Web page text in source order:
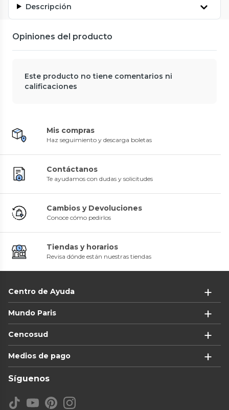
Descripción
Opiniones del producto
Este producto no tiene comentarios ni
calificaciones
Mis compras
Haz seguimiento y descarga boletas
Contáctanos
Te ayudamos con dudas y solicitudes
Cambios y Devoluciones
Conoce cómo pedirlos
Tiendas y horarios
Revisa dónde están nuestras tiendas
Centro de Ayuda
Mundo Paris
Cencosud
Medios de pago
Síguenos